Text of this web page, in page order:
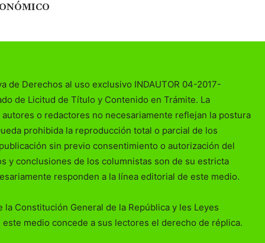
de Derechos al uso exclusivo INDAUTOR 04-2017-
de Licitud de Título y Contenido en Trámite. La
o redactores no necesariamente reflejan la postura
prohibida la reproducción total o parcial de los
sin previo consentimiento o autorización del
y conclusiones de los columnistas son de su estricta
responden a la línea editorial de este medio.
Constitución General de la República y les Leyes
este medio concede a sus lectores el derecho de réplica.